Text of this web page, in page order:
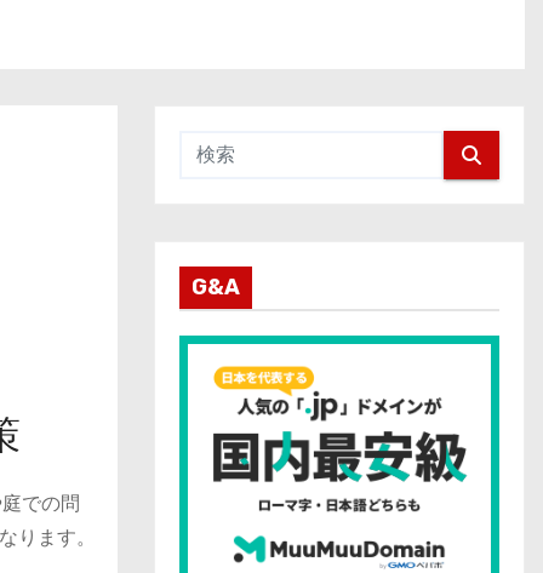
での問
ます。
G&A